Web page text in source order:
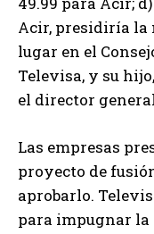
Acir, presidiría la
lugar en el
Televisa, y su
el director
Las empresas
proyecto de
aprobarlo.
para impugnar la